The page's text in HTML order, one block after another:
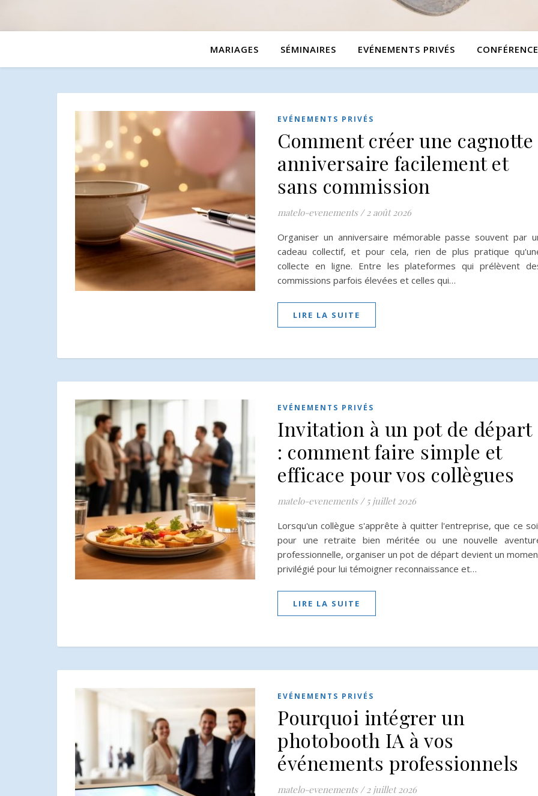
MARIAGES SÉMINAIRES EVÉNEMENTS PRIVÉS
EVÉNEMENTS PRIVÉS
Comment créer une cagnotte
anniversaire facilement et
sans commission
matelo-evenements / 2 août 2026
Organiser un anniversaire mémorable passe souvent par
cadeau collectif, et pour cela, rien de plus pratique
collecte en ligne. Entre les plateformes qui prélèvent
commissions parfois élevées et celles qui…
LIRE LA SUITE
EVÉNEMENTS PRIVÉS
Invitation à un pot de départ
: comment faire simple et
efficace pour vos collègues
matelo-evenements / 5 juillet 2026
Lorsqu'un collègue s'apprête à quitter l'entreprise, que ce
pour une retraite bien méritée ou une nouvelle
professionnelle, organiser un pot de départ devient un
privilégié pour lui témoigner reconnaissance et…
LIRE LA SUITE
EVÉNEMENTS PRIVÉS
Pourquoi intégrer un
photobooth IA à vos
événements professionnels
matelo-evenements / 2 juillet 2026